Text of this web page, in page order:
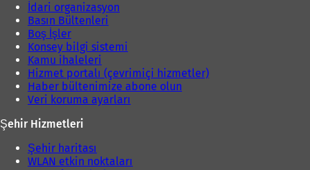
İdari organizasyon
Basın Bültenleri
Boş İşler
Konsey bilgi sistemi
Kamu ihaleleri
Hizmet portalı (çevrimiçi hizmetler)
Haber bültenimize abone olun
Veri koruma ayarları
Şehir Hizmetleri
Şehir haritası
WLAN etkin noktaları